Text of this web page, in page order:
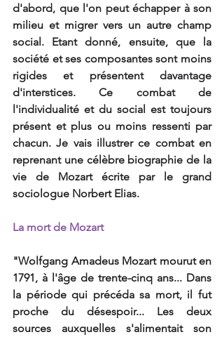
d'abord, que l'on peut échapper à son
milieu et migrer vers un autre champ
social. Etant donné, ensuite, que la
société et ses composantes sont moins
rigides et présentent davantage
d'interstices. Ce combat de
l'individualité et du social est toujours
présent et plus ou moins ressenti par
chacun. Je vais illustrer ce combat en
reprenant une célèbre biographie de la
vie de Mozart écrite par le grand
sociologue Norbert Elias.
La mort de Mozart
"Wolfgang Amadeus Mozart mourut en
1791, à l'âge de trente-cinq ans... Dans
la période qui précéda sa mort, il fut
proche du désespoir... Les deux
sources auxquelles s'alimentait son